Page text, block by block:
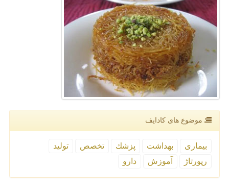
موضوع های كادایف
بیماری بهداشت پزشك تخصص
تولید
رپورتاژ
آموزش دارو